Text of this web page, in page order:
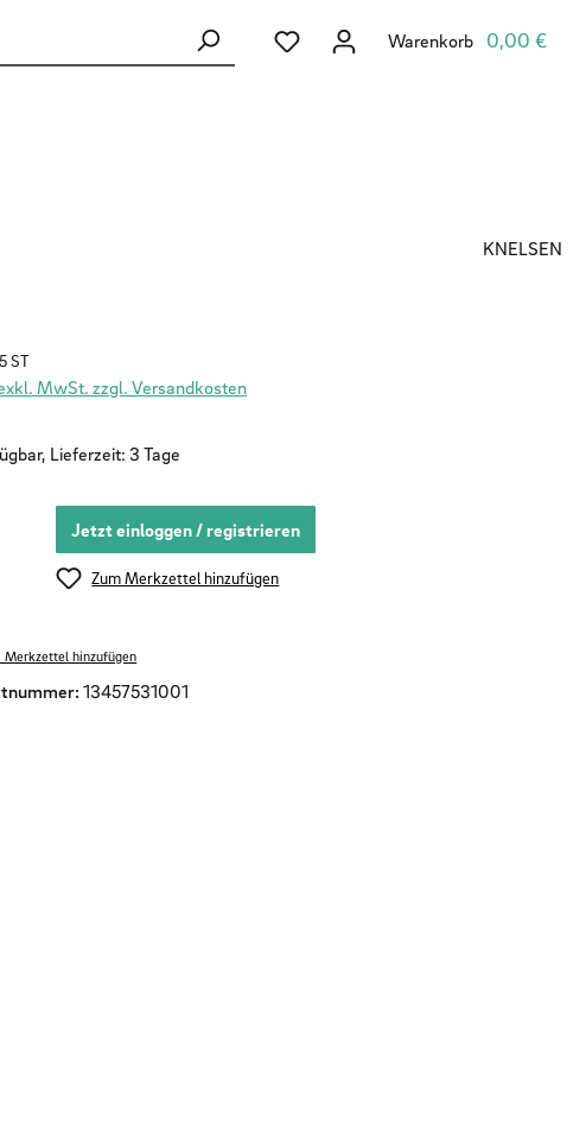
Du hast 0 Produkte auf dem
Warenkorb 0,00 €
KNELSEN
ST
MwSt. zzgl. Versandkosten
Lieferzeit: 3 Tage
Jetzt einloggen / registrieren
Zum Merkzettel hinzufügen
Merkzettel hinzufügen
13457531001